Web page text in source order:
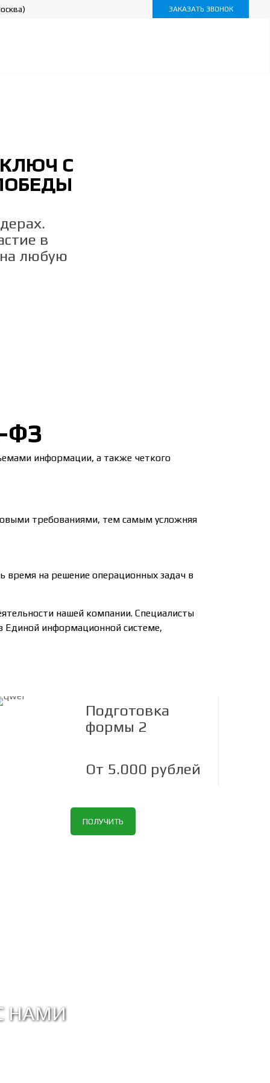
ЗАКАЗАТЬ ЗВОНОК
С
в
любую
ФЗ
информации, а также четкого
требованиями, тем самым усложняя
время на решение операционных задач в
нашей компании. Специалисты
Единой информационной системе,
Подготовка
формы 2
От 5.000 рублей
ПОЛУЧИТЬ
НАМИ